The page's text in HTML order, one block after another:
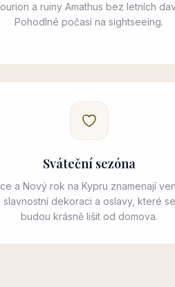
a ruiny Amathus bez letních
Pohodlné počasí na sightseeing.
Sváteční sezóna
a Nový rok na Kypru znamenají
slavnostní dekoraci a oslavy, které
budou krásně lišit od domova.